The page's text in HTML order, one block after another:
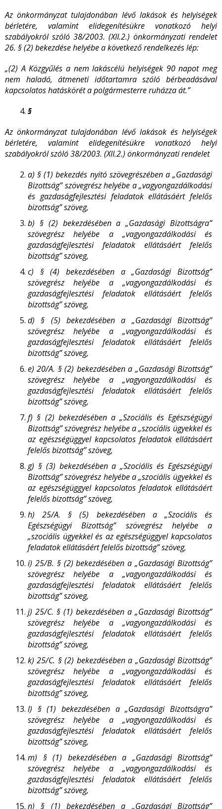
Az önkormányzat tulajdonában lévő lakások és helyiségek
bérletére, valamint elidegenítésükre vonatkozó helyi
szabályokról szóló 38/2003. (XII.2.) önkormányzati rendelet
26. § (2) bekezdése helyébe a következő rendelkezés lép:
„(2) A Közgyűlés a nem lakáscélú helyiségek 90 napot meg
nem haladó, átmeneti időtartamra szóló bérbeadásával
kapcsolatos hatáskörét a polgármesterre ruházza át.”
§
Az önkormányzat tulajdonában lévő lakások és helyiségek
bérletére, valamint elidegenítésükre vonatkozó helyi
szabályokról szóló 38/2003. (XII.2.) önkormányzati rendelet
a) § (1) bekezdés nyitó szövegrészében a „Gazdasági
Bizottság” szövegrész helyébe a „vagyongazdálkodási
és gazdaságfejlesztési feladatok ellátásáért felelős
bizottság” szöveg,
b) § (2) bekezdésében a „Gazdasági Bizottságra”
szövegrész helyébe a „vagyongazdálkodási és
gazdaságfejlesztési feladatok ellátásáért felelős
bizottság” szöveg,
c) § (4) bekezdésében a „Gazdasági Bizottság”
szövegrész helyébe a „vagyongazdálkodási és
gazdaságfejlesztési feladatok ellátásáért felelős
bizottság” szöveg,
d) § (5) bekezdésében a „Gazdasági Bizottság”
szövegrész helyébe a „vagyongazdálkodási és
gazdaságfejlesztési feladatok ellátásáért felelős
bizottság” szöveg,
e) 20/A. § (2) bekezdésében a „Gazdasági Bizottság”
szövegrész helyébe a „vagyongazdálkodási és
gazdaságfejlesztési feladatok ellátásáért felelős
bizottság” szöveg,
f) § (2) bekezdésében a „Szociális és Egészségügyi
Bizottság” szövegrész helyébe a „szociális ügyekkel és
az egészségüggyel kapcsolatos feladatok ellátásáért
felelős bizottság” szöveg,
g) § (3) bekezdésében a „Szociális és Egészségügyi
Bizottság” szövegrész helyébe a „szociális ügyekkel és
az egészségüggyel kapcsolatos feladatok ellátásáért
felelős bizottság” szöveg,
h) 25/A. § (5) bekezdésében a „Szociális és
Egészségügyi Bizottság” szövegrész helyébe a
„szociális ügyekkel és az egészségüggyel kapcsolatos
feladatok ellátásáért felelős bizottság” szöveg,
i) 25/B. § (2) bekezdésében a „Gazdasági Bizottság”
szövegrész helyébe a „vagyongazdálkodási és
gazdaságfejlesztési feladatok ellátásáért felelős
bizottság” szöveg,
j) 25/C. § (1) bekezdésében a „Gazdasági Bizottság”
szövegrész helyébe a „vagyongazdálkodási és
gazdaságfejlesztési feladatok ellátásáért felelős
bizottság” szöveg,
k) 25/C. § (2) bekezdésében a „Gazdasági Bizottság”
szövegrész helyébe a „vagyongazdálkodási és
gazdaságfejlesztési feladatok ellátásáért felelős
bizottság” szöveg,
l) § (1) bekezdésében a „Gazdasági Bizottságra”
szövegrész helyébe a „vagyongazdálkodási és
gazdaságfejlesztési feladatok ellátásáért felelős
bizottság” szöveg,
m) § (1) bekezdésében a „Gazdasági Bizottság”
szövegrész helyébe a „vagyongazdálkodási és
gazdaságfejlesztési feladatok ellátásáért felelős
bizottság” szöveg,
n) § (1) bekezdésében a „Gazdasági Bizottság”